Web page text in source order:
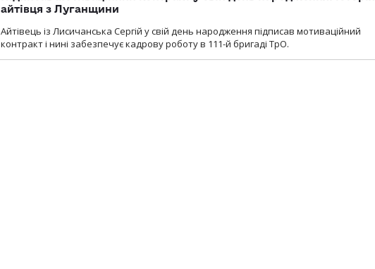
айтівця з Луганщини
Айтівець із Лисичанська Сергій у свій день народження підписав мотиваційний
контракт і нині забезпечує кадрову роботу в 111-й бригаді ТрО.